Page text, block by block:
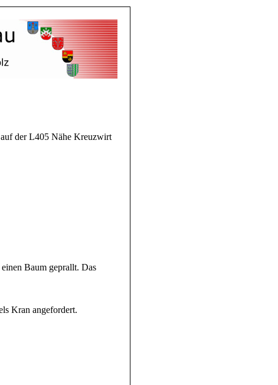
der L405 Nähe Kreuzwirt
Baum geprallt. Das
Kran angefordert.